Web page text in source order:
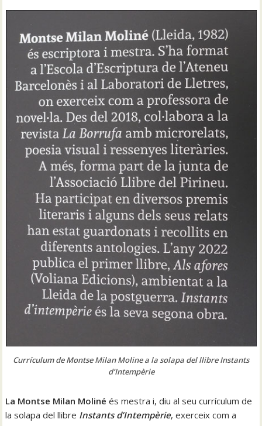
Currículum de Montse Milan Moline a la solapa del llibre Instants
d’Intempèrie
La Montse Milan Moliné és mestra i, diu al seu currículum de
la solapa del llibre Instants d’Intempèrie, exerceix com a